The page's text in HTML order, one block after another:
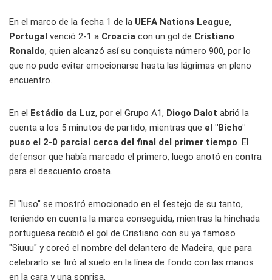
En el marco de la fecha 1 de la UEFA Nations League,
Portugal venció 2-1 a Croacia con un gol de Cristiano
Ronaldo, quien alcanzó así su conquista número 900, por lo
que no pudo evitar emocionarse hasta las lágrimas en pleno
encuentro.
En el Estádio da Luz, por el Grupo A1, Diogo Dalot abrió la
cuenta a los 5 minutos de partido, mientras que el "Bicho"
puso el 2-0 parcial cerca del final del primer tiempo. El
defensor que había marcado el primero, luego anotó en contra
para el descuento croata.
El "luso" se mostró emocionado en el festejo de su tanto,
teniendo en cuenta la marca conseguida, mientras la hinchada
portuguesa recibió el gol de Cristiano con su ya famoso
"Siuuu" y coreó el nombre del delantero de Madeira, que para
celebrarlo se tiró al suelo en la línea de fondo con las manos
en la cara y una sonrisa.